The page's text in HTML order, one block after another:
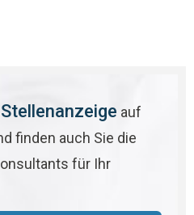
auf
finden auch Sie die
für Ihr